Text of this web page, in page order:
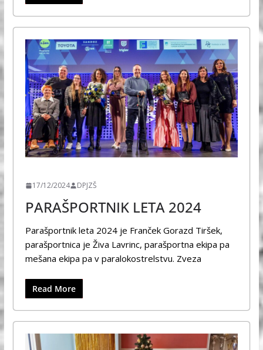
17/12/2024 DPJZŠ
PARAŠPORTNIK LETA 2024
Parašportnik leta 2024 je Franček Gorazd Tiršek,
parašportnica je Živa Lavrinc, parašportna ekipa pa
mešana ekipa pa v paralokostrelstvu. Zveza
Read More